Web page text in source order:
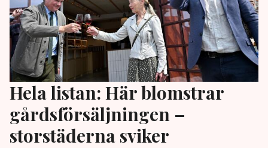
Hela listan: Här blomstrar
gårdsförsäljningen –
storstäderna sviker